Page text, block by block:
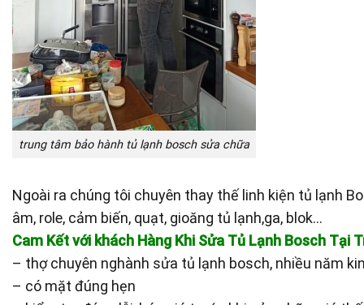
trung tâm bảo hành tủ lạnh bosch sửa chữa
Ngoài ra chúng tôi chuyên thay thế linh kiện tủ lạnh
âm, role, cảm biến, quạt, gioăng tủ lạnh,ga, blok…
Cam Kết với khách Hàng Khi Sửa Tủ Lạnh Bosch Tại
– thợ chuyên nghành sửa tủ lạnh bosch, nhiều năm
– có mặt đúng hẹn